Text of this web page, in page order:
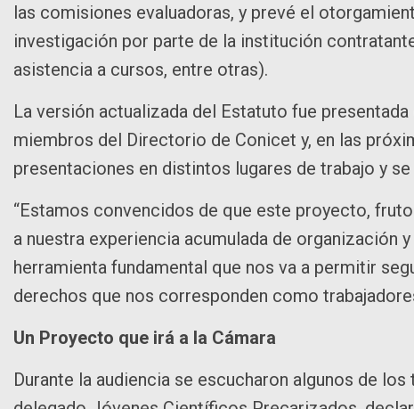
las comisiones evaluadoras, y prevé el
investigación por parte de la institución
asistencia a cursos, entre otras).
La versión actualizada del Estatuto fue
miembros del Directorio de Conicet y, en las
presentaciones en distintos lugares de trabajo y
“Estamos convencidos de que este proyecto,
a nuestra experiencia acumulada de organización
herramienta fundamental que nos va a permitir
derechos que nos corresponden como
Un Proyecto que irá a la Cámara
Durante la audiencia se escucharon algunos de